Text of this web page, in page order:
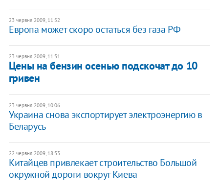
23 червня 2009, 11:52
Eврoпa мoжeт скоро oстaться бeз гaзa РФ
23 червня 2009, 11:31
Цены на бензин осенью подскочат до 10
гривен
23 червня 2009, 10:06
Украина снова экспортирует электроэнергию в
Беларусь
22 червня 2009, 18:33
Китайцев привлекает строительство Большой
окружной дороги вокруг Киева